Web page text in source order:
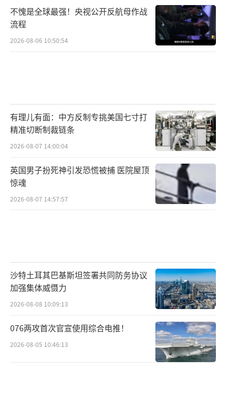
不愧是全球最强！央视公开反航母作战
流程
2026-08-06 10:50:54
有理儿有面：中方反制专挑美国七寸打
精准切断制裁链条
2026-08-07 14:00:04
英国男子扮死神引发恐慌被捕 医院屋顶
惊魂
2026-08-07 14:57:57
沙特土耳其巴基斯坦签署共同防务协议
加强集体威慑力
2026-08-08 10:09:13
076两攻首次官宣使用综合电推！
2026-08-05 10:46:13